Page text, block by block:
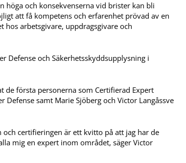
höga och konsekvenserna vid brister kan bli
att få kompetens och erfarenhet prövad av en
arbetsgivare, uppdragsgivare och
Defense och Säkerhetsskyddsupplysning i
de första personerna som Certifierad Expert
Defense samt Marie Sjöberg och Victor Langåssve
certifieringen är ett kvitto på att jag har de
mig en expert inom området, säger Victor